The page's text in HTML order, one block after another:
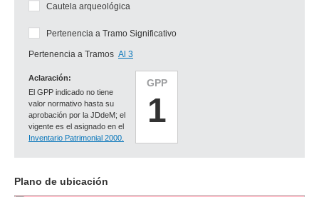
GPP
1
Aclaración:
El GPP indicado no tiene
valor normativo hasta su
aprobación por la JDdeM; el
vigente es el asignado en el
Inventario Patrimonial 2000.
Cautela arqueológica
Pertenencia a Tramo Significativo
Pertenencia a Tramos Al 3
Plano de ubicación